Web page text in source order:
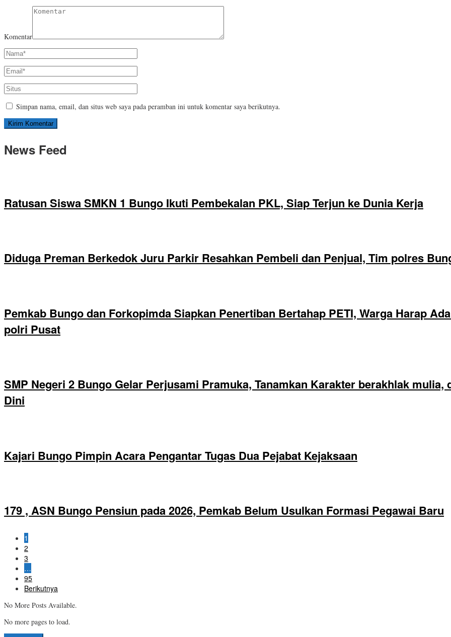
Komentar
Simpan nama, email, dan situs web saya pada peramban ini untuk komentar saya berikutnya.
News Feed
Ratusan Siswa SMKN 1 Bungo Ikuti Pembekalan PKL, Siap Terjun ke Dunia Kerja
Diduga Preman Berkedok Juru Parkir Resahkan Pembeli dan Penjual, Tim polres
Pemkab Bungo dan Forkopimda Siapkan Penertiban Bertahap PETI, Warga Harap
polri Pusat
SMP Negeri 2 Bungo Gelar Perjusami Pramuka, Tanamkan Karakter berakhlak
Dini
Kajari Bungo Pimpin Acara Pengantar Tugas Dua Pejabat Kejaksaan
179 , ASN Bungo Pensiun pada 2026, Pemkab Belum Usulkan Formasi Pegawai Baru
1
2
3
…
95
Berikutnya
No More Posts Available.
No more pages to load.